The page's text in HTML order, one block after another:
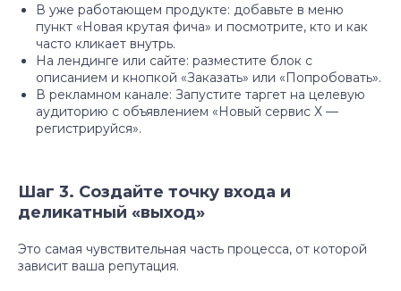
В уже работающем продукте: добавьте в меню
пункт «Новая крутая фича» и посмотрите, кто и как
часто кликает внутрь.
На лендинге или сайте: разместите блок с
описанием и кнопкой «Заказать» или «Попробовать».
В рекламном канале: Запустите таргет на целевую
аудиторию с объявлением «Новый сервис Х —
регистрируйся».
Шаг 3. Создайте точку входа и
деликатный «выход»
Это самая чувствительная часть процесса, от которой
зависит ваша репутация.